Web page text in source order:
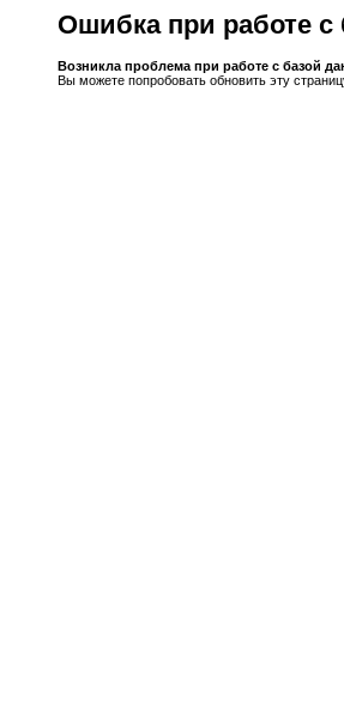
Ошибка при работе с
Возникла проблема при работе с базой
Вы можете попробовать обновить эту